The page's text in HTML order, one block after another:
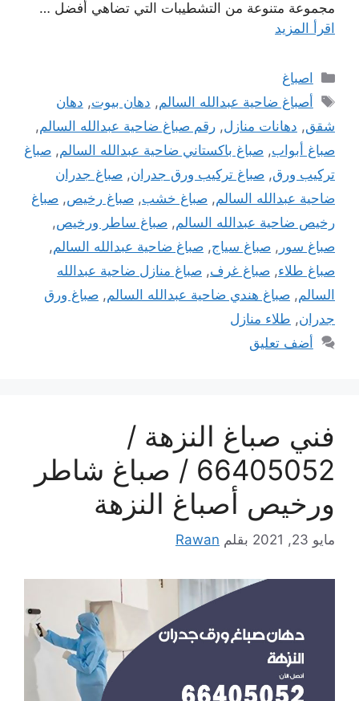
مجموعة متنوعة من التشطيبات التي تضاهي أفضل …
اقرأ المزيد
التصنيفات
اصباغ
الوسوم
أصباغ ضاحية عبدالله السالم, دهان بيوت, دهان
شقق, دهانات منازل, رقم صباغ ضاحية عبدالله السالم,
صباغ أبواب, صباغ باكستاني ضاحية عبدالله السالم, صباغ
تركيب ورق, صباغ تركيب ورق جدران, صباغ جدران
ضاحية عبدالله السالم, صباغ خشب, صباغ رخيص, صباغ
رخيص ضاحية عبدالله السالم, صباغ ساطر ورخيص,
صباغ سور , صباغ سياج, صباغ ضاحية عبدالله السالم,
صباغ طلاء, صباغ غرف, صباغ منازل ضاحية عبدالله
السالم, صباغ هندي ضاحية عبدالله السالم, صباغ ورق
جدران, طلاء منازل
أضف تعليق
فني صباغ النزهة /
66405052 / صباغ شاطر
ورخيص أصباغ النزهة
مايو 23, 2021 بقلم Rawan